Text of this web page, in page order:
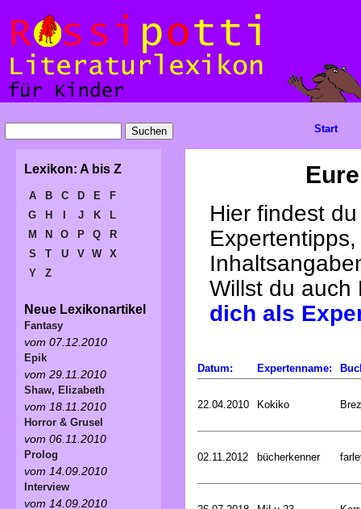
Hier findest
Willst du
dich als
Datum: Expertenname:
22.04.2010 Kokiko
02.11.2012 bücherkenner
Start
Lexikon: A bis Z
A B C D E
F
G
H J K
L
M
N O P Q
R
S
T U V W
X
Y
Z
Neue Lexikonartikel
Fantasy
vom 07.12.2010
Epik
vom 29.11.2010
Shaw, Elizabeth
vom 18.11.2010
Horror & Grusel
vom 06.11.2010
Prolog
vom 14.09.2010
Interview
vom 14.09.2010